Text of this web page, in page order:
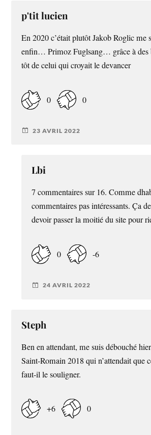
p'tit lucien
En 2020 c’était plutôt Jakob Roglic
enfin… Primoz Fuglsang… grâce à des
tôt de celui qui croyait le devancer
0 0
23 AVRIL 2022
Lbi
7 commentaires sur 16. Comme
commentaires pas intéressants. Ça
devoir passer la moitié du site pour
0 -6
24 AVRIL 2022
Steph
Ben en attendant, me suis débouché
Saint-Romain 2018 qui n’attendait que
faut-il le souligner.
+6 0